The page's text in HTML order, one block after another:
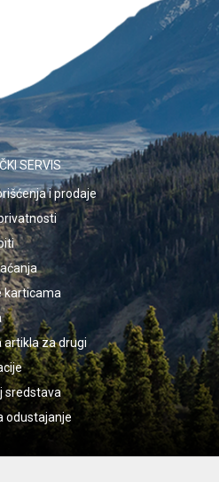
SERVIS
i prodaje
karticama
artikla za drugi
sredstava
odustajanje